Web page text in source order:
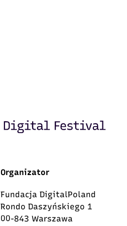
Organizator
Fundacja DigitalPoland
Rondo Daszyńskiego 1
00-843 Warszawa